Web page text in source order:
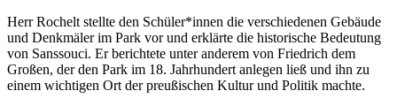
Herr Rochelt stellte den Schüler*innen die verschiedenen Gebäude
und Denkmäler im Park vor und erklärte die historische Bedeutung
von Sanssouci. Er berichtete unter anderem von Friedrich dem
Großen, der den Park im 18. Jahrhundert anlegen ließ und ihn zu
einem wichtigen Ort der preußischen Kultur und Politik machte.